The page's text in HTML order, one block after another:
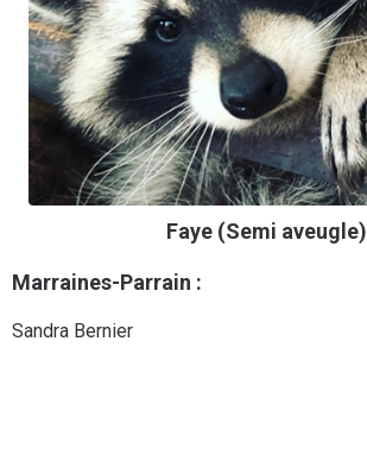
Faye (Semi aveugle)
Marraines-Parrain :
Sandra Bernier